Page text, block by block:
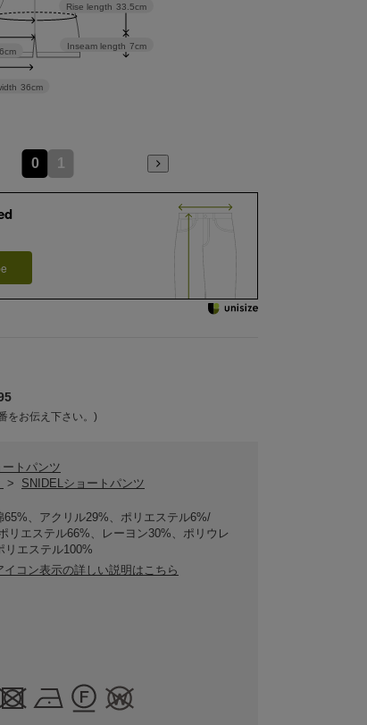
Rise length 33.5cm
Inseam length 7cm
36cm
0 1
をお伝え下さい。)
ートパンツ
> SNIDELショートパンツ
65%、アクリル29%、ポリエステル6%/
リエステル66%、レーヨン30%、ポリウレ
リエステル100%
イコン表示の詳しい説明はこちら